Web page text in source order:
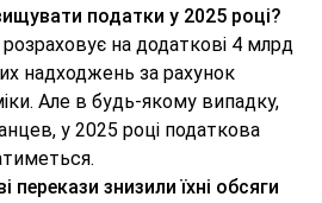
податки у 2025 році?
на додаткові 4 млрд
надходжень за рахунок
Але в будь-якому випадку,
у 2025 році податкова
перекази знизили їхні обсяги